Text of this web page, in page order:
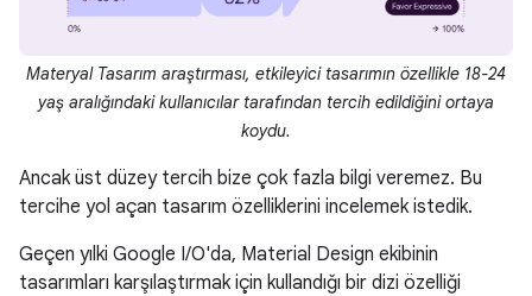
Materyal Tasarım araştırması, etkileyici tasarımın özellikle 18-24
yaş aralığındaki kullanıcılar tarafından tercih edildiğini ortaya
koydu.
Ancak üst düzey tercih bize çok fazla bilgi veremez. Bu
tercihe yol açan tasarım özelliklerini incelemek istedik.
Geçen yılki Google I/O'da, Material Design ekibinin
tasarımları karşılaştırmak için kullandığı bir dizi özelliği